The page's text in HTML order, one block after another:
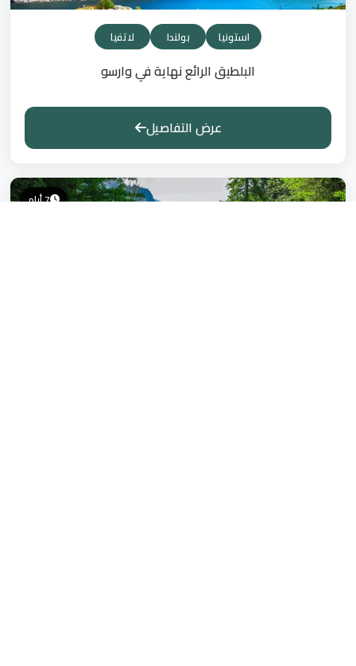
استونيا بولندا لاتفيا
البلطيق الرائع نهاية في وارسو
عرض التفاصيل
7 أيام